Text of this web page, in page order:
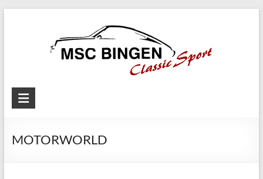
MSC
Classic
MOTORWORLD